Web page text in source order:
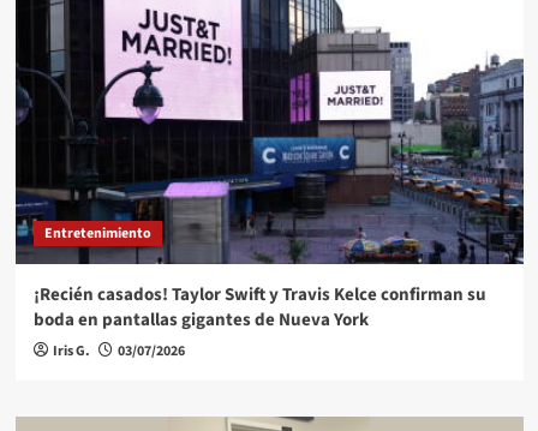
Entretenimiento
¡Recién casados! Taylor Swift y Travis Kelce confirman su
boda en pantallas gigantes de Nueva York
Iris G. 03/07/2026